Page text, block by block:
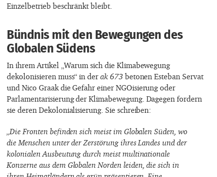
Einzelbetrieb beschränkt bleibt.
Bündnis mit den Bewegungen des
Globalen Südens
In ihrem Artikel „Warum sich die Klimabewegung
dekolonisieren muss“ in derak 673betonen Esteban Servat
und Nico Graak die Gefahr einer NGOisierung oder
Parlamentarisierung der Klimabewegung. Dagegen fordern
sie deren Dekolonialisierung. Sie schreiben:
„Die Fronten befinden sich meist im Globalen Süden, wo
die Menschen unter der Zerstörung ihres Landes und der
kolonialen Ausbeutung durch meist multinationale
Konzerne aus dem Globalen Norden leiden, die sich in